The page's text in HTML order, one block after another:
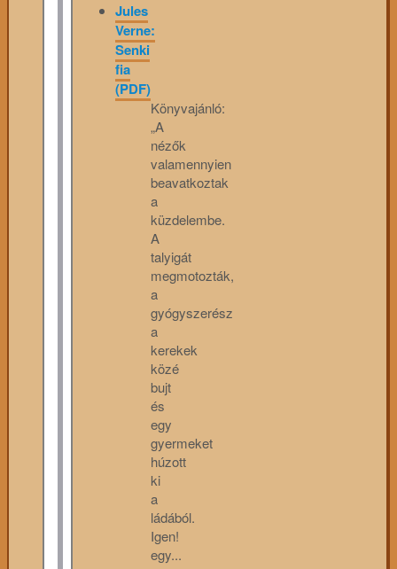
Jules
Verne:
Senki
fia
(PDF)
Könyvajánló:
„A
nézők
valamennyien
beavatkoztak
a
küzdelembe.
A
talyigát
megmotozták,
a
gyógyszerész
a
kerekek
közé
bujt
és
egy
gyermeket
húzott
ki
a
ládából.
Igen!
egy...